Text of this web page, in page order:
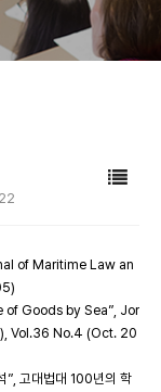
of Maritime Law an
Goods by Sea”, Jor
Vol.36 No.4 (Oct. 20
”, 고대법대 100년의 학